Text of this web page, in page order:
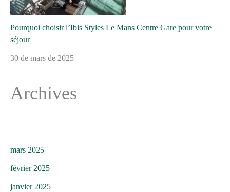
Pourquoi choisir l’Ibis Styles Le Mans Centre Gare pour votre
séjour
30 de mars de 2025
Archives
mars 2025
février 2025
janvier 2025